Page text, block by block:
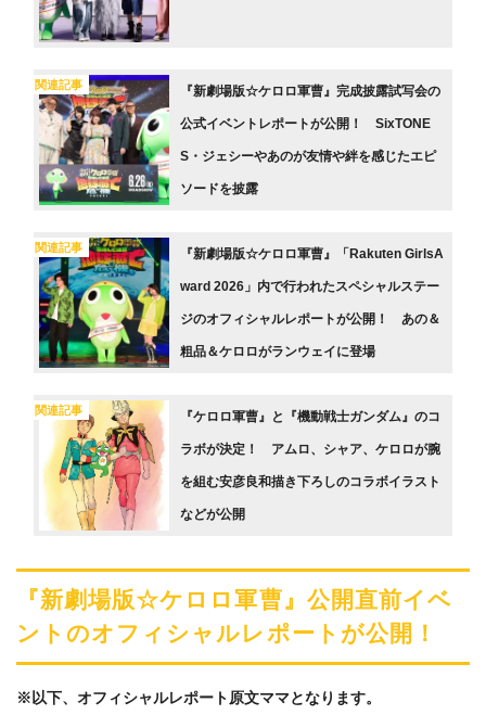
関連記事 『新劇場版☆ケロロ軍曹』完成披露試写会の
公式イベントレポートが公開！ SixTONE
S・ジェシーやあのが友情や絆を感じたエピ
ソードを披露
関連記事 『新劇場版☆ケロロ軍曹』「Rakuten GirlsA
ward 2026」内で行われたスペシャルステー
ジのオフィシャルレポートが公開！ あの＆
粗品＆ケロロがランウェイに登場
関連記事 『ケロロ軍曹』と『機動戦士ガンダム』のコ
ラボが決定！ アムロ、シャア、ケロロが腕
を組む安彦良和描き下ろしのコラボイラスト
などが公開
『新劇場版☆ケロロ軍曹』公開直前イベ
ントのオフィシャルレポートが公開！
※以下、オフィシャルレポート原文ママとなります。